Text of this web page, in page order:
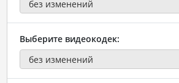
Выберите видеокодек: